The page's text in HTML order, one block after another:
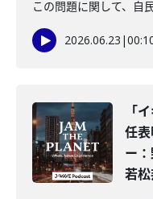
この問題に関して、自
2026.06.23 |
「
任
ー
若